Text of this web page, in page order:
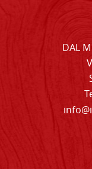
DAL